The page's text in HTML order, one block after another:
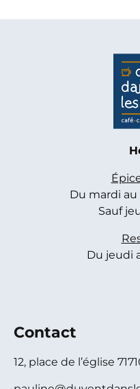
Du mardi au
Sauf
Du jeudi
Contact
12, place de l’église